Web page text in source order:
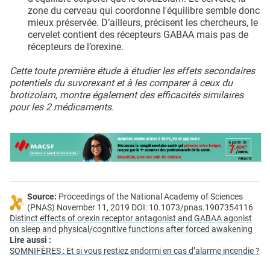
zone du cerveau qui coordonne l'équilibre semble donc
mieux préservée. D’ailleurs, précisent les chercheurs, le
cervelet contient des récepteurs GABAA mais pas de
récepteurs de l’orexine.
Cette toute première étude à étudier les effets secondaires
potentiels du suvorexant et à les comparer à ceux du
brotizolam, montre également des efficacités similaires
pour les 2 médicaments.
Source: Proceedings of the National Academy of Sciences
(PNAS) November 11, 2019 DOI: 10.1073/pnas.1907354116
Distinct effects of orexin receptor antagonist and GABAA agonist
on sleep and physical/cognitive functions after forced awakening
Lire aussi :
SOMNIFÈRES : Et si vous restiez endormi en cas d’alarme incendie ?